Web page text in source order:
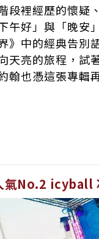
段裡經歷的懷疑
午好」與「晚安
》中的經典告別
天亮的旅程，試
翰也憑這張專輯
氣No.2 icyball